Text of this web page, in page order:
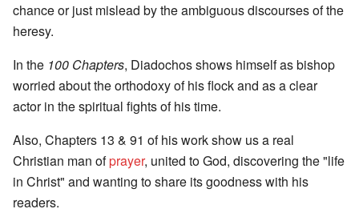
chance or just mislead by the ambiguous discourses of the
heresy.
In the 100 Chapters, Diadochos shows himself as bishop
worried about the orthodoxy of his flock and as a clear
actor in the spiritual fights of his time.
Also, Chapters 13 & 91 of his work show us a real
Christian man ofprayer, united to God, discovering the "life
in Christ" and wanting to share its goodness with his
readers.